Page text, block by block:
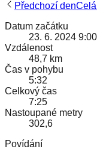
Předchozí den
Datum začátku
23. 6. 2024 9:00
Vzdálenost
48,7 km
Čas v pohybu
5:32
Celkový čas
7:25
Nastoupané metry
302,6
Povídání